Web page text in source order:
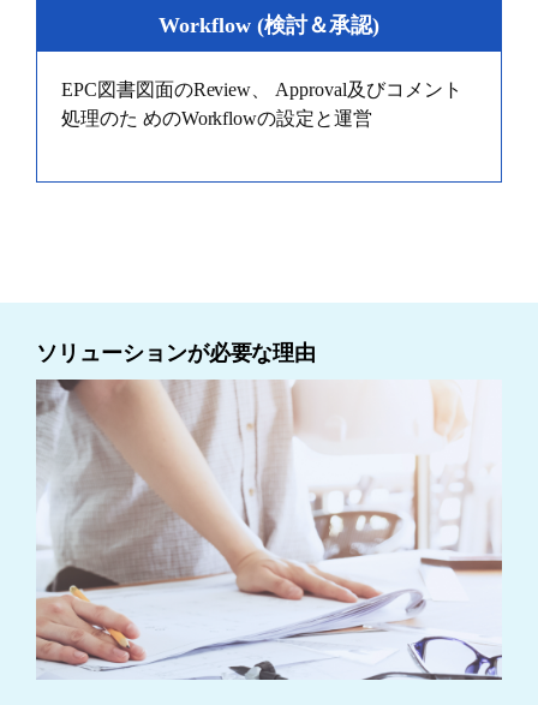
Workflow (検討＆承認)
EPC図書図面のReview、 Approval及びコメント
処理のた めのWorkflowの設定と運営
ソリューションが必要な理由